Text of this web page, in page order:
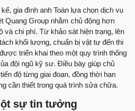
gia đình anh Toàn lựa chọn dịch vụ
Quang Group nhằm chủ động hơn
và chi phí. Từ khảo sát hiện trạng, lên
khối lượng, chuẩn bị vật tư đến thi
triển khai theo một quy trình thống
đội ngũ kỹ sư. Điều bày giúp chủ
độ từng giai đoạn, đồng thời hạn
cần thiết trong quá trình sửa chữa.
sự tin tưởng